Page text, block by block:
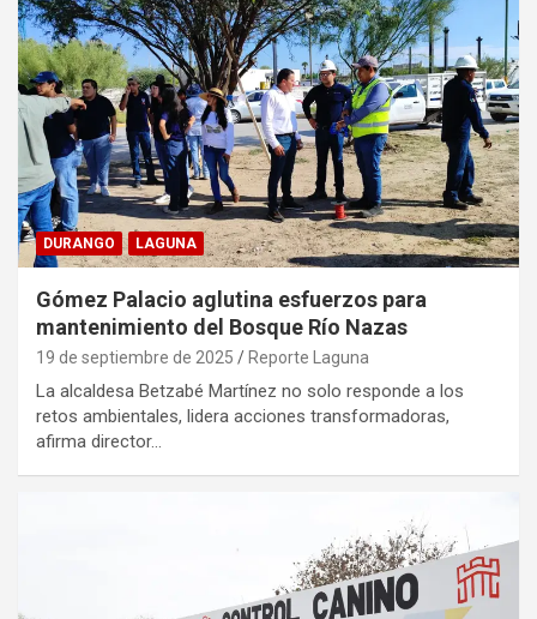
DURANGO LAGUNA
Gómez Palacio aglutina esfuerzos para
mantenimiento del Bosque Río Nazas
19 de septiembre de 2025 Reporte Laguna
La alcaldesa Betzabé Martínez no solo responde a los
retos ambientales, lidera acciones transformadoras,
afirma director…